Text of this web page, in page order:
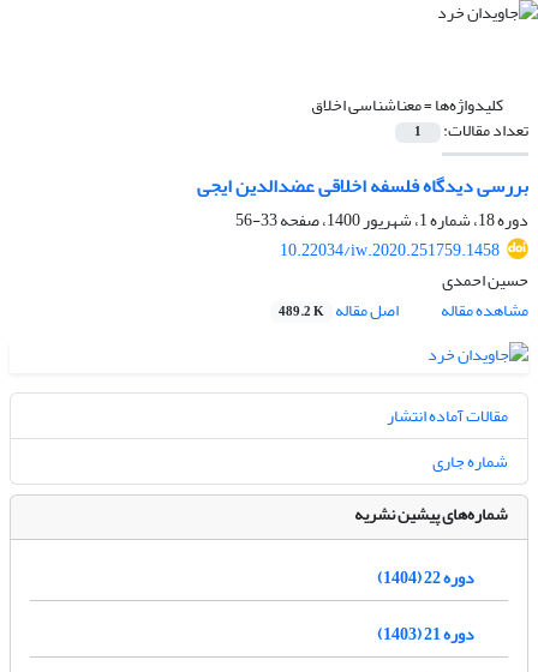
کلیدواژه‌ها =معناشناسی اخلاق
تعداد مقالات: 1
بررسی دیدگاه فلسفه اخلاقی عضدالدین ایجی
دوره 18، شماره 1، شهریور 1400، صفحه
33-56
10.22034/iw.2020.251759.1458
حسین احمدی
مشاهده مقاله
اصل مقاله 489.2 K
مقالات آماده انتشار
شماره جاری
شماره‌های پیشین نشریه
دوره 22 (1404)
دوره 21 (1403)